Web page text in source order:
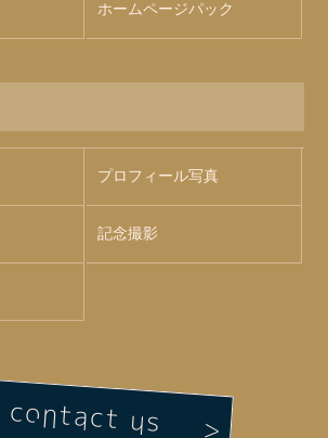
ホームページパック
プロフィール写真
記念撮影
contact us